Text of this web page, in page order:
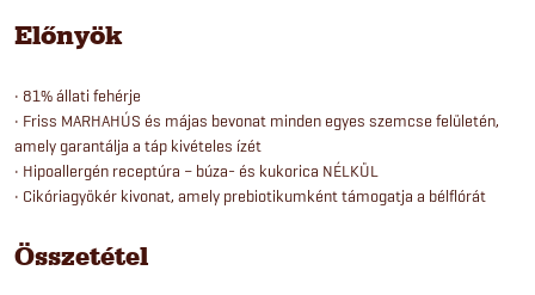
Előnyök
• 81% állati fehérje
• Friss MARHAHÚS és májas bevonat minden egyes szemcse felületén,
amely garantálja a táp kivételes ízét
• Hipoallergén receptúra – búza- és kukorica NÉLKÜL
• Cikóriagyökér kivonat, amely prebiotikumként támogatja a bélflórát
Összetétel